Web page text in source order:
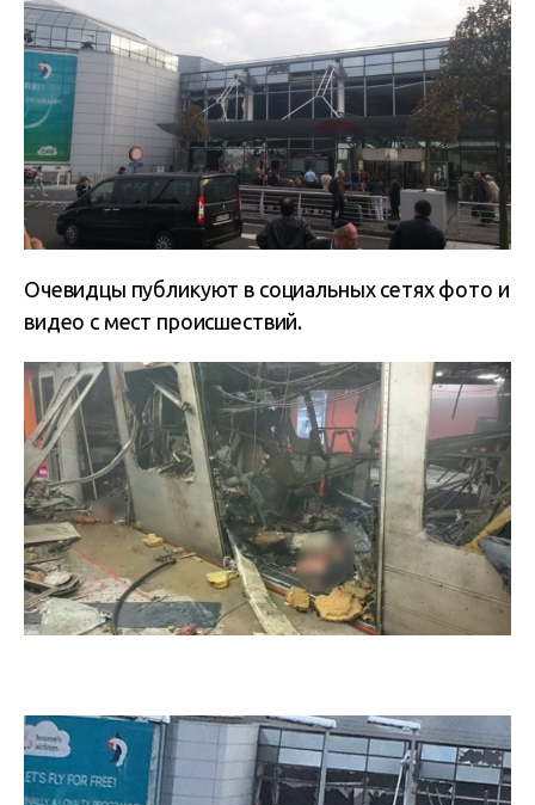
Очевидцы публикуют в социальных сетях фото и
видео с мест происшествий.